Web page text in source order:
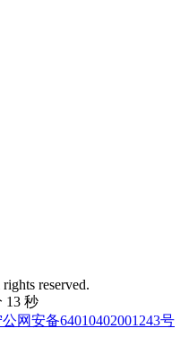
reserved.
14 秒
网安备64010402001243号